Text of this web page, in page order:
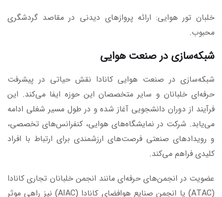
خلبان تور هوایی: ارائه پروازهای دیدنی در مقاصد گردشگری
محبوب.
شبکه‌سازی در صنعت هوایی
شبکه‌سازی در صنعت هوایی کانادا نقش حیاتی در پیشرفت
حرفه‌ای خلبانان و سایر متخصصان این حوزه ایفا می‌کند. این
فرآیند از دوران دانشجویی آغاز شده و در طول مسیر شغلی ادامه
می‌یابد. شرکت در نمایشگاه‌های هوایی، کنفرانس‌های تخصصی،
و رویدادهای صنعتی فرصت‌های ارزشمندی برای ارتباط با افراد
کلیدی فراهم می‌کند.
عضویت در انجمن‌های حرفه‌ای مانند انجمن خلبانان تجاری کانادا
(ATAC) یا انجمن صنایع هوافضای کانادا (AIAC) نیز راهی موثر